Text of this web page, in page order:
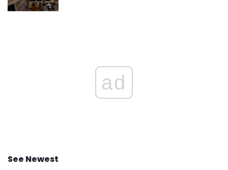
ad
See Newest